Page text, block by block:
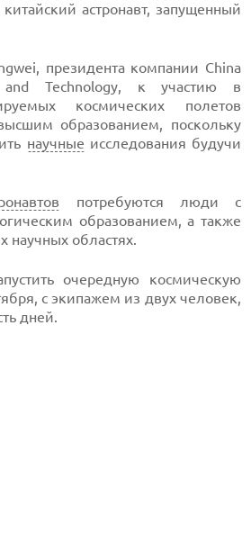
астронавт, запущенный
президента компании China
and Technology, к участию в
космических полетов
образованием, поскольку
научные исследования будучи
потребуются люди с
образованием, а также
научных областях.
очередную космическую
с экипажем из двух человек,
дней.